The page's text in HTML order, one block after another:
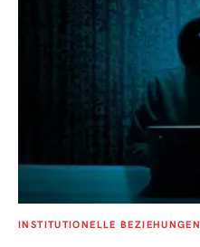
INSTITUTIONELLE BEZIEHUNGEN